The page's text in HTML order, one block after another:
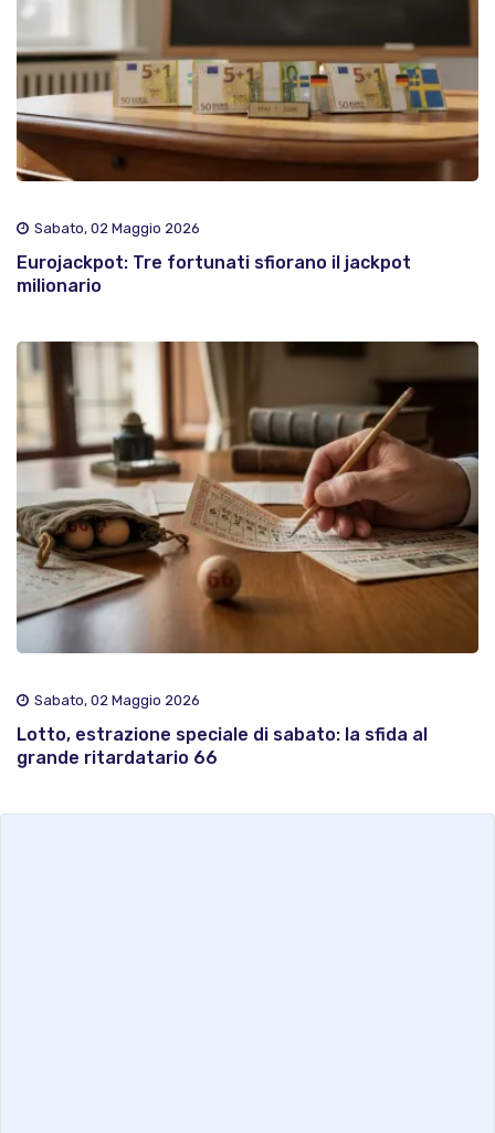
Sabato, 02 Maggio 2026
Eurojackpot: Tre fortunati sfiorano il jackpot
milionario
Sabato, 02 Maggio 2026
Lotto, estrazione speciale di sabato: la sfida al
grande ritardatario 66